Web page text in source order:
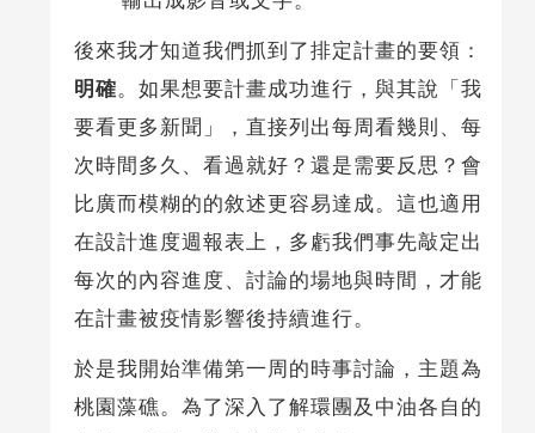
後來我才知道我們抓到了排定計畫的要領：
明確。如果想要計畫成功進行，與其說「我
要看更多新聞」，直接列出每周看幾則、每
次時間多久、看過就好？還是需要反思？會
比廣而模糊的的敘述更容易達成。這也適用
在設計進度週報表上，多虧我們事先敲定出
每次的內容進度、討論的場地與時間，才能
在計畫被疫情影響後持續進行。
於是我開始準備第一周的時事討論，主題為
桃園藻礁。為了深入了解環團及中油各自的